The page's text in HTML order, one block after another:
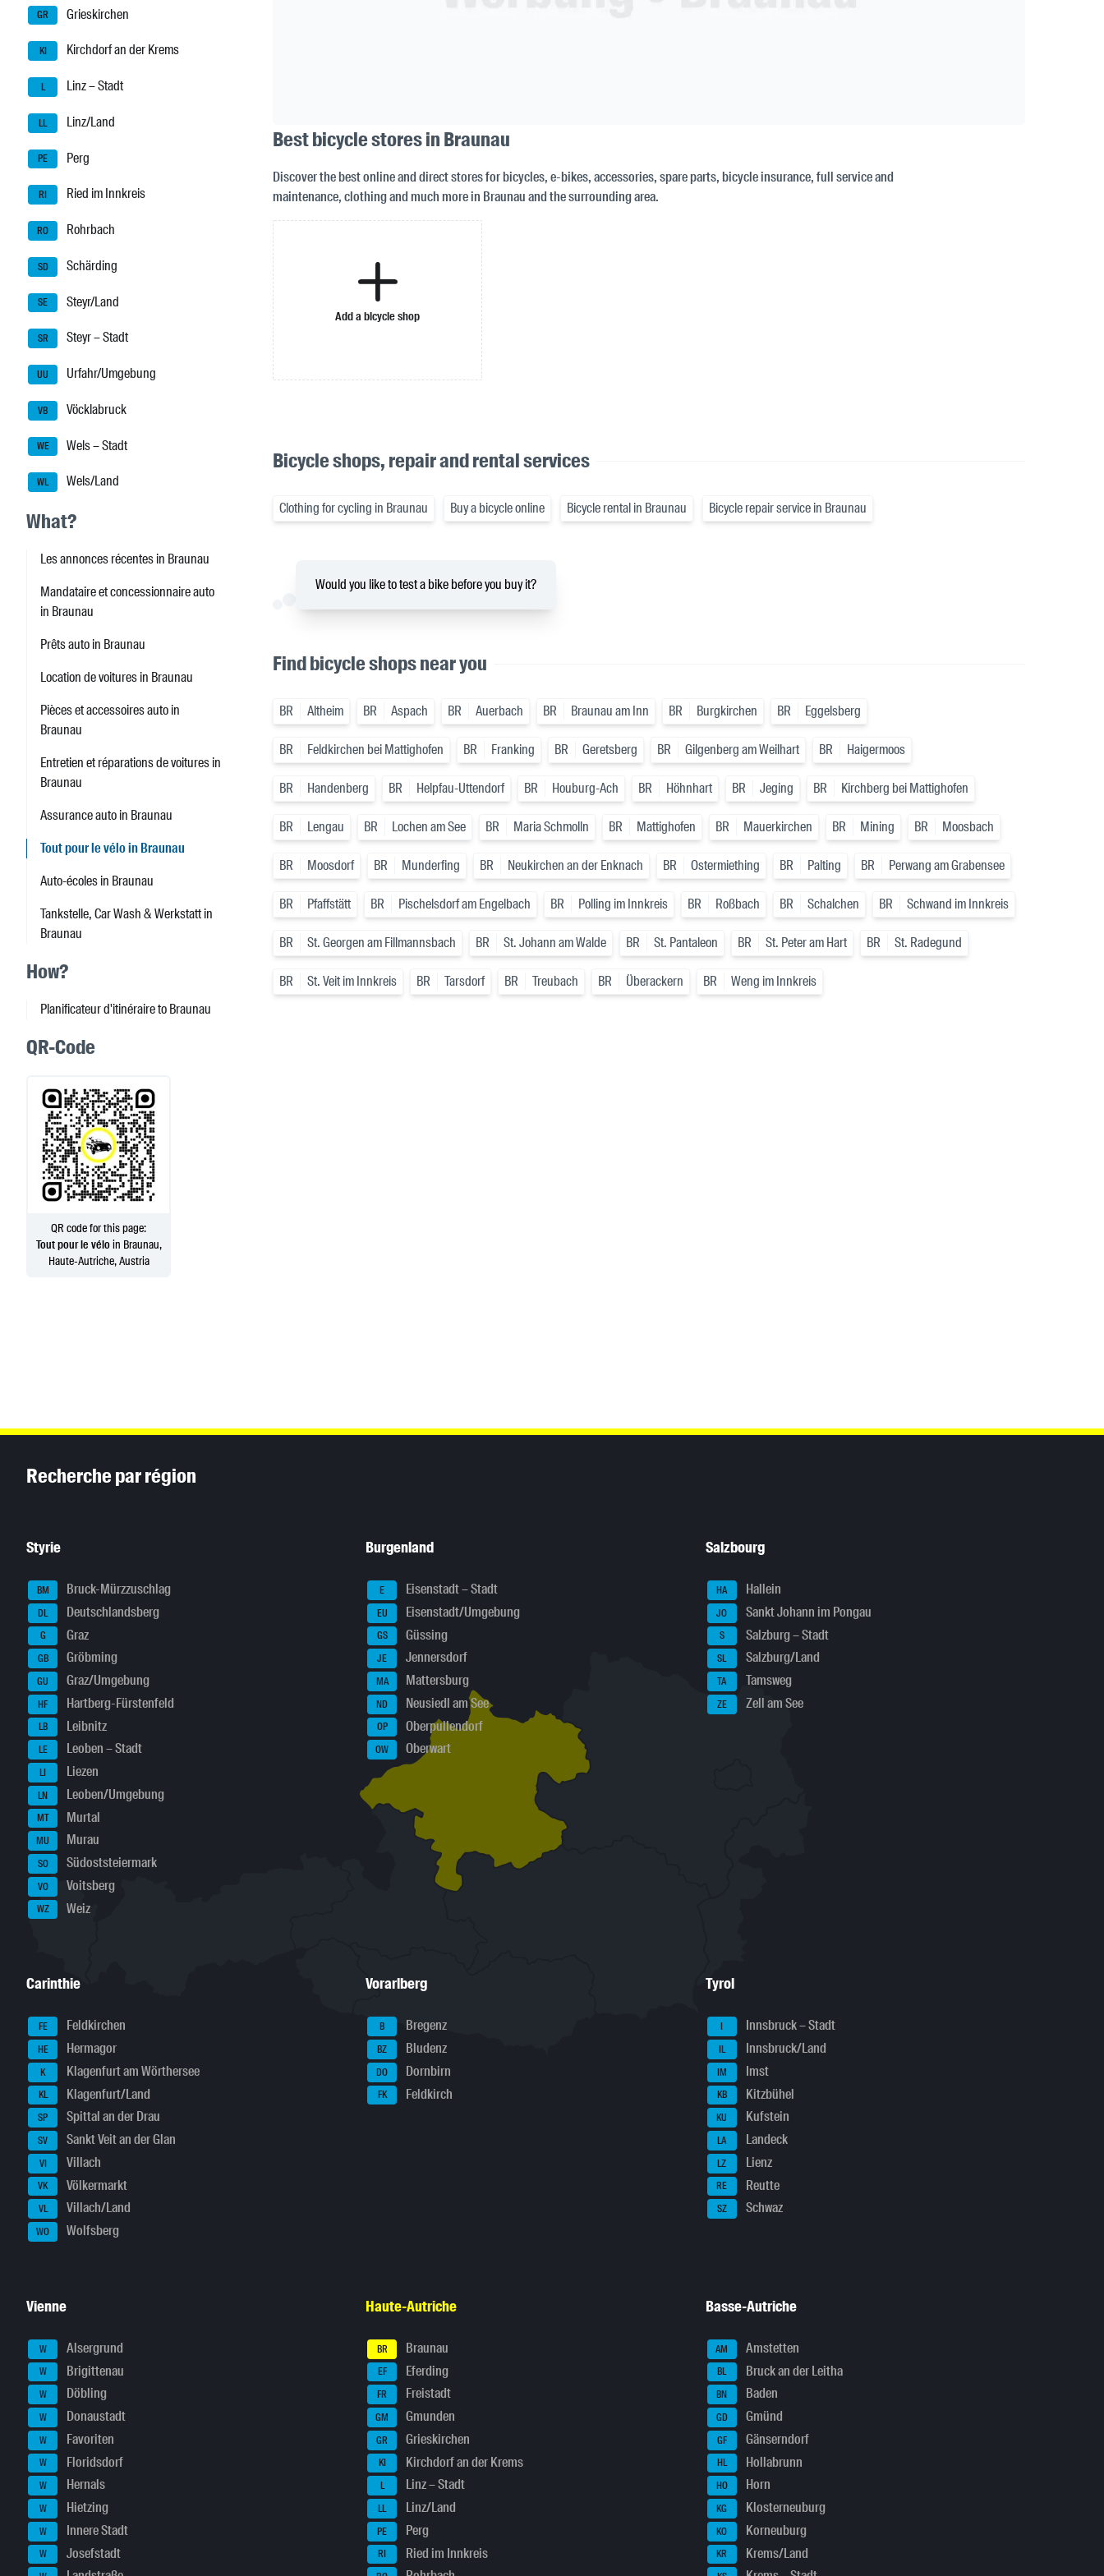
GR Grieskirchen
KI Kirchdorf an der Krems
L Linz – Stadt
LL Linz/Land
PE Perg
RI Ried im Innkreis
RO Rohrbach
SD Schärding
SE Steyr/Land
SR Steyr – Stadt
UU Urfahr/Umgebung
VB Vöcklabruck
WE Wels – Stadt
WL Wels/Land
What?
Les annonces récentes in Braunau
Mandataire et concessionnaire auto
in Braunau
Prêts auto in Braunau
Location de voitures in Braunau
Pièces et accessoires auto in
Braunau
Entretien et réparations de voitures in
Braunau
Assurance auto in Braunau
Tout pour le vélo in Braunau
Auto-écoles in Braunau
Tankstelle, Car Wash & Werkstatt in
Braunau
How?
Planificateur d'itinéraire to Braunau
QR-Code
QR code for this page:
Tout pour le véloin Braunau,
Haute-Autriche, Austria
Best bicycle stores in Braunau
Discover the best online and direct stores for bicycles, e-bikes, accessories, spare parts, bicycle insurance, full service and
maintenance, clothing and much more in Braunau and the surrounding area.
Add a bicycle shop
Bicycle shops, repair and rental services
Clothing for cycling in Braunau Buy a bicycle online Bicycle rental in Braunau Bicycle repair service in Braunau
Would you like to test a bike before you buy it?
Find bicycle shops near you
BR Altheim BR Aspach BR Auerbach BR Braunau am Inn BR Burgkirchen BR Eggelsberg
BR Feldkirchen bei Mattighofen BR Franking BR Geretsberg BR Gilgenberg am Weilhart BR Haigermoos
BR Handenberg BR Helpfau-Uttendorf BR Houburg-Ach BR Höhnhart BR Jeging BR Kirchberg bei Mattighofen
BR Lengau BR Lochen am See BR Maria Schmolln BR Mattighofen BR Mauerkirchen BR Mining BR Moosbach
BR Moosdorf BR Munderfing BR Neukirchen an der Enknach BR Ostermiething BR Palting BR Perwang am Grabensee
BR Pfaffstätt BR Pischelsdorf am Engelbach BR Polling im Innkreis BR Roßbach BR Schalchen BR Schwand im Innkreis
BR St. Georgen am Fillmannsbach BR St. Johann am Walde BR St. Pantaleon BR St. Peter am Hart BR St. Radegund
BR St. Veit im Innkreis BR Tarsdorf BR Treubach BR Überackern BR Weng im Innkreis
Recherche par région
Styrie
BM Bruck-Mürzzuschlag
DL Deutschlandsberg
G Graz
GB Gröbming
GU Graz/Umgebung
HF Hartberg-Fürstenfeld
LB Leibnitz
LE Leoben – Stadt
LI Liezen
LN Leoben/Umgebung
MT Murtal
MU Murau
SO Südoststeiermark
VO Voitsberg
WZ Weiz
Burgenland
E Eisenstadt – Stadt
EU Eisenstadt/Umgebung
GS Güssing
JE Jennersdorf
MA Mattersburg
ND Neusiedl am See
OP Oberpullendorf
OW Oberwart
Salzbourg
HA Hallein
JO Sankt Johann im Pongau
S Salzburg – Stadt
SL Salzburg/Land
TA Tamsweg
ZE Zell am See
Carinthie
FE Feldkirchen
HE Hermagor
K Klagenfurt am Wörthersee
KL Klagenfurt/Land
SP Spittal an der Drau
SV Sankt Veit an der Glan
VI Villach
VK Völkermarkt
VL Villach/Land
WO Wolfsberg
Vorarlberg
B Bregenz
BZ Bludenz
DO Dornbirn
FK Feldkirch
Tyrol
I Innsbruck – Stadt
IL Innsbruck/Land
IM Imst
KB Kitzbühel
KU Kufstein
LA Landeck
LZ Lienz
RE Reutte
SZ Schwaz
Vienne
W Alsergrund
W Brigittenau
W Döbling
W Donaustadt
W Favoriten
W Floridsdorf
W Hernals
W Hietzing
W Innere Stadt
W Josefstadt
Haute-Autriche
BR Braunau
EF Eferding
FR Freistadt
GM Gmunden
GR Grieskirchen
KI Kirchdorf an der Krems
L Linz – Stadt
LL Linz/Land
PE Perg
RI Ried im Innkreis
Basse-Autriche
AM Amstetten
BL Bruck an der Leitha
BN Baden
GD Gmünd
GF Gänserndorf
HL Hollabrunn
HO Horn
KG Klosterneuburg
KO Korneuburg
KR Krems/Land